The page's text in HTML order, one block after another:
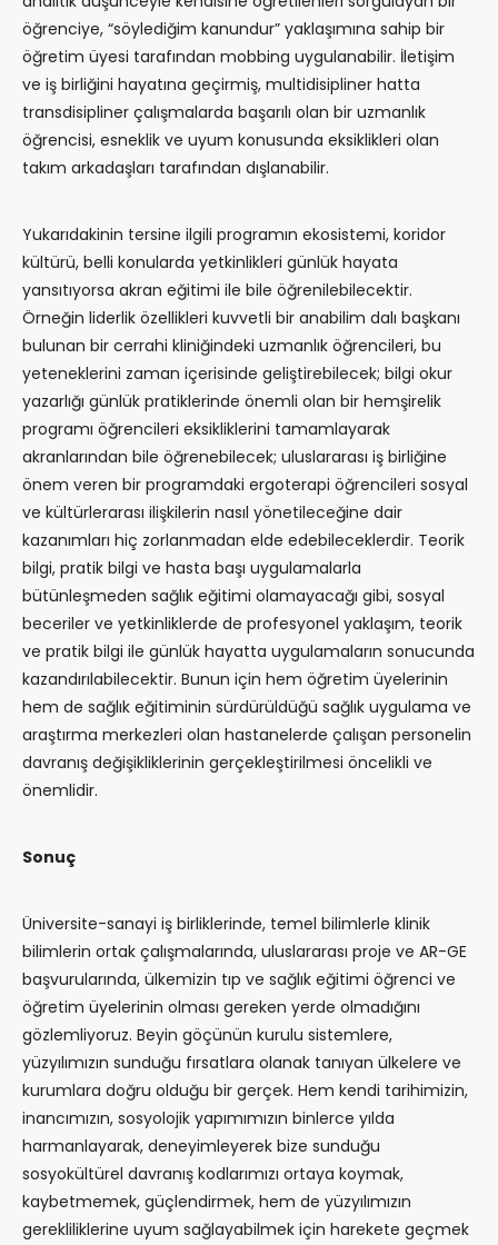
öğrenciye, “söylediğim kanundur” yaklaşımına sahip bir
öğretim üyesi tarafından mobbing uygulanabilir. İletişim
ve iş birliğini hayatına geçirmiş, multidisipliner hatta
transdisipliner çalışmalarda başarılı olan bir uzmanlık
öğrencisi, esneklik ve uyum konusunda eksiklikleri olan
takım arkadaşları tarafından dışlanabilir.
Yukarıdakinin tersine ilgili programın ekosistemi, koridor
kültürü, belli konularda yetkinlikleri günlük hayata
yansıtıyorsa akran eğitimi ile bile öğrenilebilecektir.
Örneğin liderlik özellikleri kuvvetli bir anabilim dalı başkanı
bulunan bir cerrahi kliniğindeki uzmanlık öğrencileri, bu
yeteneklerini zaman içerisinde geliştirebilecek; bilgi okur
yazarlığı günlük pratiklerinde önemli olan bir hemşirelik
programı öğrencileri eksikliklerini tamamlayarak
akranlarından bile öğrenebilecek; uluslararası iş birliğine
önem veren bir programdaki ergoterapi öğrencileri sosyal
ve kültürlerarası ilişkilerin nasıl yönetileceğine dair
kazanımları hiç zorlanmadan elde edebileceklerdir. Teorik
bilgi, pratik bilgi ve hasta başı uygulamalarla
bütünleşmeden sağlık eğitimi olamayacağı gibi, sosyal
beceriler ve yetkinliklerde de profesyonel yaklaşım, teorik
ve pratik bilgi ile günlük hayatta uygulamaların sonucunda
kazandırılabilecektir. Bunun için hem öğretim üyelerinin
hem de sağlık eğitiminin sürdürüldüğü sağlık uygulama ve
araştırma merkezleri olan hastanelerde çalışan personelin
davranış değişikliklerinin gerçekleştirilmesi öncelikli ve
önemlidir.
Sonuç
Üniversite-sanayi iş birliklerinde, temel bilimlerle klinik
bilimlerin ortak çalışmalarında, uluslararası proje ve AR-GE
başvurularında, ülkemizin tıp ve sağlık eğitimi öğrenci ve
öğretim üyelerinin olması gereken yerde olmadığını
gözlemliyoruz. Beyin göçünün kurulu sistemlere,
yüzyılımızın sunduğu fırsatlara olanak tanıyan ülkelere ve
kurumlara doğru olduğu bir gerçek. Hem kendi tarihimizin,
inancımızın, sosyolojik yapımımızın binlerce yılda
harmanlayarak, deneyimleyerek bize sunduğu
sosyokültürel davranış kodlarımızı ortaya koymak,
kaybetmemek, güçlendirmek, hem de yüzyılımızın
gerekliliklerine uyum sağlayabilmek için harekete geçmek